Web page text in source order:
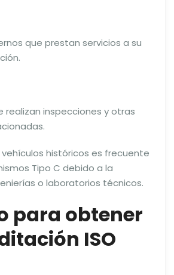
que prestan servicios a su
realizan inspecciones y otras
históricos es frecuente
Tipo C debido a la
o laboratorios técnicos.
para obtener
ISO